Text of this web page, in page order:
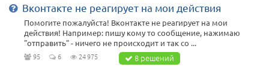
Вконтакте не реагирует на мои действия
Помогите пожалуйста! Вконтакте не реагирует на мои
действия! Например: пишу кому то сообщение, нажимаю
"отправить" - ничего не происходит и так со ...
95 6 24 975 8 решений